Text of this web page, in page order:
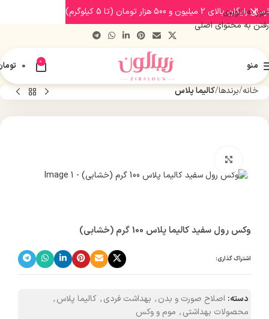
عبور به ناوبری
رفتن به محتوای اصلی
منو 0
0
خانه برندها کالیما پلاس
وکس رول سفید کالیما پلاس 100 گرم (خشابی)
اشتراک گذاری:
دسته: اصلاح صورت و بدن, بهداشت فردی, کالیما پلاس,
محصولات بهداشتی, موم و وکس
ارسال رایگان بالای 2 میلیون و 500 هزار تومان (تا 5 کیلوگرم)